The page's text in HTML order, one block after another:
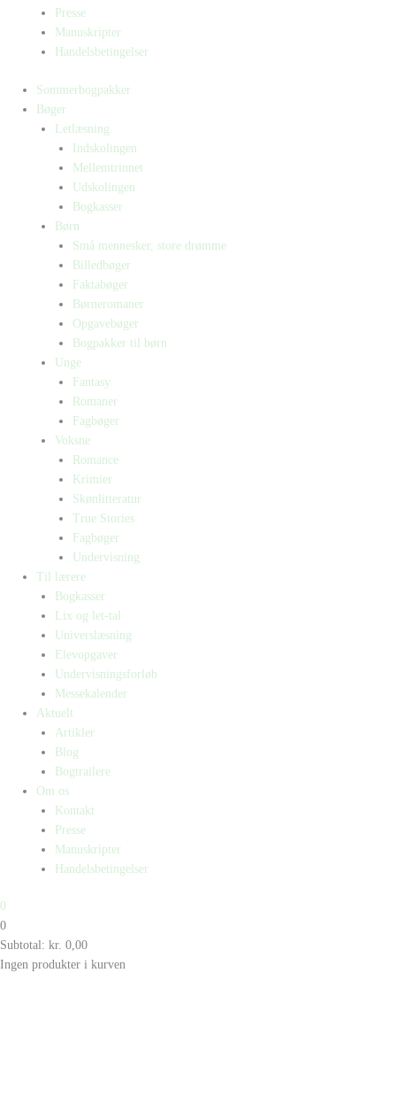
Presse
Manuskripter
Handelsbetingelser
Sommerbogpakker
Bøger
Letlæsning
Indskolingen
Mellemtrinnet
Udskolingen
Bogkasser
Børn
Små mennesker, store drømme
Billedbøger
Faktabøger
Børneromaner
Opgavebøger
Bogpakker til børn
Unge
Fantasy
Romaner
Fagbøger
Voksne
Romance
Krimier
Skønlitteratur
True Stories
Fagbøger
Undervisning
Til lærere
Bogkasser
Lix og let-tal
Universlæsning
Elevopgaver
Undervisningsforløb
Messekalender
Aktuelt
Artikler
Blog
Bogtrailere
Om os
Kontakt
Presse
Manuskripter
Handelsbetingelser
0
0
Subtotal: kr. 0,00
Ingen produkter i kurven